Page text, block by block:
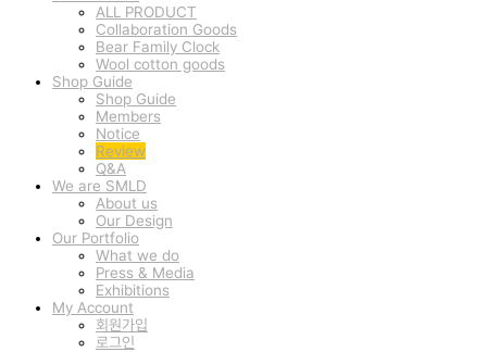
ALL PRODUCT
Collaboration Goods
Bear Family Clock
Wool cotton goods
Shop Guide
Shop Guide
Members
Notice
Review
Q&A
We are SMLD
About us
Our Design
Our Portfolio
What we do
Press & Media
Exhibitions
My Account
회원가입
로그인